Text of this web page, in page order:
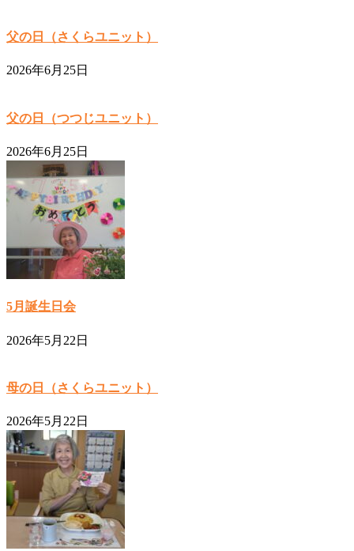
父の日（さくらユニット）
2026年6月25日
父の日（つつじユニット）
2026年6月25日
5月誕生日会
2026年5月22日
母の日（さくらユニット）
2026年5月22日